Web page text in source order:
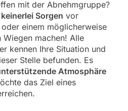
mit der Abnehmgruppe?
keinerlei Sorgen vor
einem möglicherweise
machen! Alle
kennen Ihre Situation und
Stelle befunden. Es
Atmosphäre
das Ziel eines